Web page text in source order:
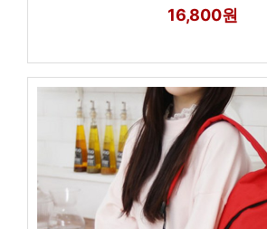
16,800원